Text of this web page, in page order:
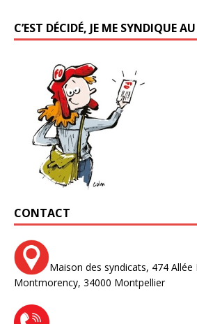
C’EST DÉCIDÉ, JE ME SYNDIQUE
CONTACT
Maison des syndicats, 474 Allée
Montmorency, 34000 Montpellier